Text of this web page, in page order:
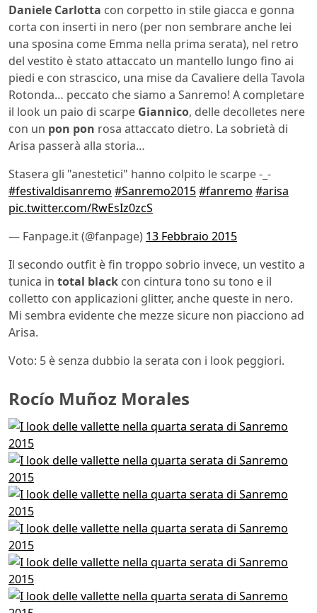
Daniele Carlotta con corpetto in stile giacca e gonna
corta con inserti in nero (per non sembrare anche lei
una sposina come Emma nella prima serata), nel retro
del vestito è stato attaccato un mantello lungo fino ai
piedi e con strascico, una mise da Cavaliere della Tavola
Rotonda… peccato che siamo a Sanremo! A completare
il look un paio di scarpe Giannico, delle decolletes nere
con un pon pon rosa attaccato dietro. La sobrietà di
Arisa passerà alla storia…
Stasera gli "anestetici" hanno colpito le scarpe -_-
#festivaldisanremo #Sanremo2015#fanremo #arisa
pic.twitter.com/RwEsIz0zcS
— Fanpage.it (@fanpage) 13 Febbraio 2015
Il secondo outfit è fin troppo sobrio invece, un vestito a
tunica in total black con cintura tono su tono e il
colletto con applicazioni glitter, anche queste in nero.
Mi sembra evidente che mezze sicure non piacciono ad
Arisa.
Voto: 5 è senza dubbio la serata con i look peggiori.
Rocío Muñoz Morales